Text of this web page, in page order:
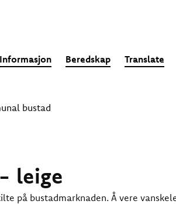
Informasjon Beredskap Translate
bustad
leige
på bustadmarknaden. Å vere